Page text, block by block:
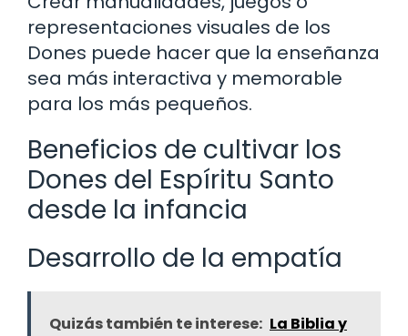
representaciones visuales de los
Dones puede hacer que la enseñanza
sea más interactiva y memorable
para los más pequeños.
Beneficios de cultivar los
Dones del Espíritu Santo
desde la infancia
Desarrollo de la empatía
Quizás también te interese: La Biblia y